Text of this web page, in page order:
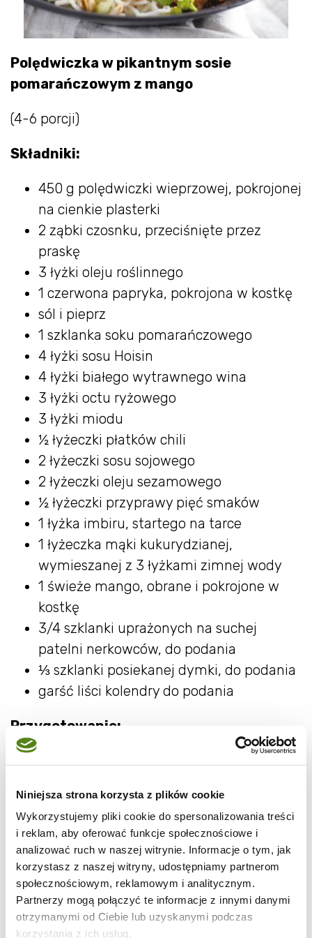
Niniejsza strona korzysta z plików cookie
Wykorzystujemy pliki cookie do spersonalizowania treści
i reklam, aby oferować funkcje społecznościowe i
analizować ruch w naszej witrynie. Informacje o tym, jak
korzystasz z naszej witryny, udostępniamy partnerom
społecznościowym, reklamowym i analitycznym.
Partnerzy mogą połączyć te informacje z innymi danymi
otrzymanymi od Ciebie lub uzyskanymi podczas
korzystania z ich usług.
Polędwiczka w pikantnym sosie
pomarańczowym z mango
(4-6 porcji)
Składniki:
450 g polędwiczki wieprzowej, pokrojonej
na cienkie plasterki
2 ząbki czosnku, przeciśnięte przez
praskę
3 łyżki oleju roślinnego
1 czerwona papryka, pokrojona w kostkę
sól i pieprz
1 szklanka soku pomarańczowego
4 łyżki sosu Hoisin
4 łyżki białego wytrawnego wina
3 łyżki octu ryżowego
3 łyżki miodu
½ łyżeczki płatków chili
2 łyżeczki sosu sojowego
2 łyżeczki oleju sezamowego
½ łyżeczki przyprawy pięć smaków
1 łyżka imbiru, startego na tarce
1 łyżeczka mąki kukurydzianej,
wymieszanej z 3 łyżkami zimnej wody
1 świeże mango, obrane i pokrojone w
kostkę
3/4 szklanki uprażonych na suchej
patelni nerkowców, do podania
⅓ szklanki posiekanej dymki, do podania
garść liści kolendry do podania
Przygotowanie:
wieprzowinę, dopraw solą i pieprzem i
smaż, mieszając, przez około minutę.
Dodaj paprykę i smaż przez kolejne 30
sekund, po czym wyjmij zawartość z
patelni na talerz i odstaw.
Do tej samej patelni wlej sok
pomarańczowy i gotuj, aż połowa